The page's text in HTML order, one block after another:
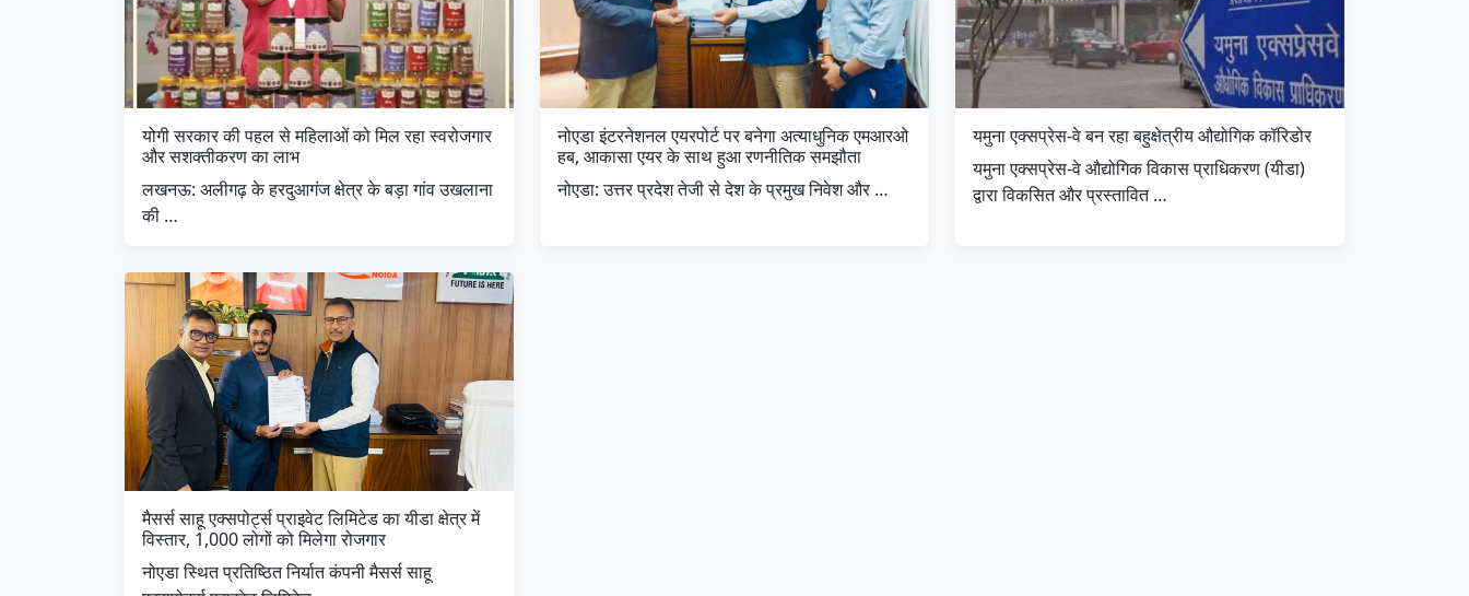
योगी सरकार की पहल से महिलाओं को मिल रहा स्वरोजगार
और सशक्तीकरण का लाभ
लखनऊ: अलीगढ़ के हरदुआगंज क्षेत्र के बड़ा गांव उखलाना
की …
नोएडा इंटरनेशनल एयरपोर्ट पर बनेगा अत्याधुनिक एमआरओ
हब, आकासा एयर के साथ हुआ रणनीतिक समझौता
नोएडा: उत्तर प्रदेश तेजी से देश के प्रमुख निवेश और …
यमुना एक्सप्रेस-वे बन रहा बहुक्षेत्रीय औद्योगिक कॉरिडोर
यमुना एक्सप्रेस-वे औद्योगिक विकास प्राधिकरण (यीडा)
द्वारा विकसित और प्रस्तावित …
मैसर्स साहू एक्सपोर्ट्स प्राइवेट लिमिटेड का यीडा क्षेत्र में
विस्तार, 1,000 लोगों को मिलेगा रोजगार
नोएडा स्थित प्रतिष्ठित निर्यात कंपनी मैसर्स साहू